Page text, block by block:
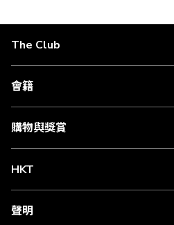
The Club
關於 The Club
合作夥伴
媒體中心
會籍
會籍及專屬禮遇
賺取積分
購物與獎賞
物流與配送
Club Shopping 商品領取站
常見問題
HKT
csl.
1010
聲明